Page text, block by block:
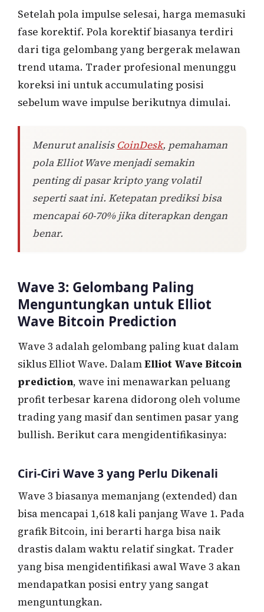
Setelah pola impulse selesai, harga memasuki
fase korektif. Pola korektif biasanya terdiri
dari tiga gelombang yang bergerak melawan
trend utama. Trader profesional menunggu
koreksi ini untuk accumulating posisi
sebelum wave impulse berikutnya dimulai.
Menurut analisis CoinDesk, pemahaman
pola Elliot Wave menjadi semakin
penting di pasar kripto yang volatil
seperti saat ini. Ketepatan prediksi bisa
mencapai 60-70% jika diterapkan dengan
benar.
Wave 3: Gelombang Paling
Menguntungkan untuk Elliot
Wave Bitcoin Prediction
Wave 3 adalah gelombang paling kuat dalam
siklus Elliot Wave. DalamElliot Wave Bitcoin
prediction, wave ini menawarkan peluang
profit terbesar karena didorong oleh volume
trading yang masif dan sentimen pasar yang
bullish. Berikut cara mengidentifikasinya:
Ciri-Ciri Wave 3 yang Perlu Dikenali
Wave 3 biasanya memanjang (extended) dan
bisa mencapai 1,618 kali panjang Wave 1. Pada
grafik Bitcoin, ini berarti harga bisa naik
drastis dalam waktu relatif singkat. Trader
yang bisa mengidentifikasi awal Wave 3 akan
mendapatkan posisi entry yang sangat
menguntungkan.